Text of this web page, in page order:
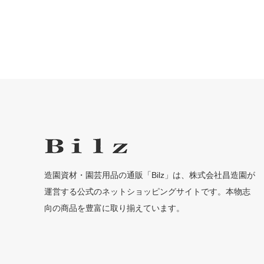
造園資材・園芸用品の通販「Bilz」は、株式会社昌造園が
運営する公式のネットショッピングサイトです。本物志
向の商品を豊富に取り揃えています。